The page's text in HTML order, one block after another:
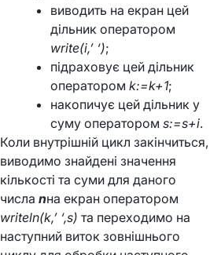
виводить на екран цей
дільник оператором
write(i,’ ‘);
підраховує цей дільник
оператором k:=k+1;
накопичує цей дільник у
суму оператором s:=s+i.
Коли внутрішній цикл закінчиться,
виводимо знайдені значення
кількості та суми для даного
числа nна екран оператором
writeln(k,’ ‘,s) та переходимо на
наступний виток зовнішнього